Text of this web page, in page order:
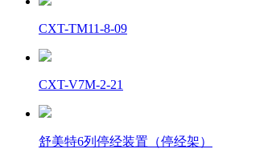
CXT-TM11-8-09
CXT-V7M-2-21
舒美特6列停经装置（停经架）